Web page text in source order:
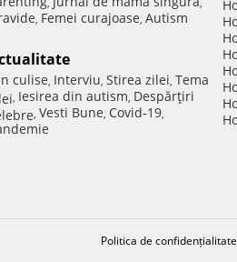
, Femei curajoase, Autism
culise, Interviu, Stirea zilei, Tema
, Iesirea din autism, Despărţiri
, Vesti Bune, Covid-19,
Politica de confidențialitate